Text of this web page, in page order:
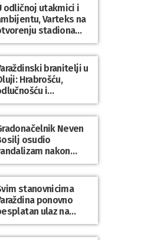
odličnoj utakmici i
Varteks na
stadiona
1:1 s
branitelji u
Hrabrošću,
i
do
Hrvatske!
Neven
osudio
nakon
NK Varaždin
HNK Hajduk Split
stanovnicima
ponovno
ulaz na
bazene i
kupalište na